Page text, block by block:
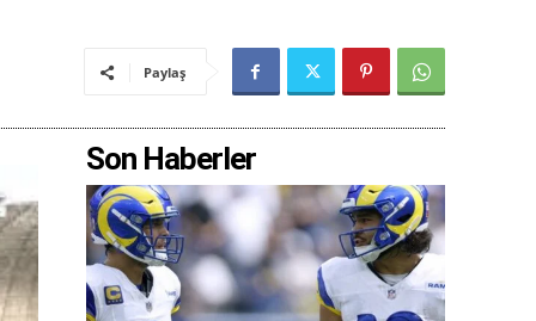
Paylaş
Son Haberler